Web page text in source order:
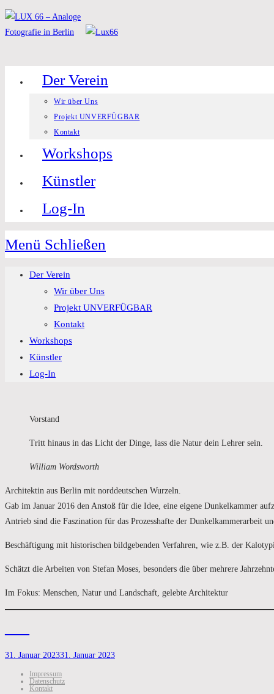
Zum
Inhalt
Der Verein
Wir über Uns
Projekt UNVERFÜGBAR
Kontakt
Workshops
Künstler
Log-In
Menü Schließen
Der Verein
Wir über Uns
Projekt UNVERFÜGBAR
Kontakt
Workshops
Künstler
Log-In
Vorstand
Tritt hinaus in das Licht der Dinge, lass die Natur dein Lehrer sein.
William Wordsworth
Architektin aus Berlin mit norddeutschen Wurzeln.
Gab im Januar 2016 den Anstoß für die Idee, eine eigene Dunkelkammer
Antrieb sind die Faszination für das Prozesshafte der Dunkelkammerarbeit
Beschäftigung mit historischen bildgebenden Verfahren, wie z.B. der
Schätzt die Arbeiten von Stefan Moses, besonders die über mehrere
Im Fokus: Menschen, Natur und Landschaft, gelebte Architektur
31. Januar 202331. Januar 2023
Impressum
Datenschutz
Kontakt